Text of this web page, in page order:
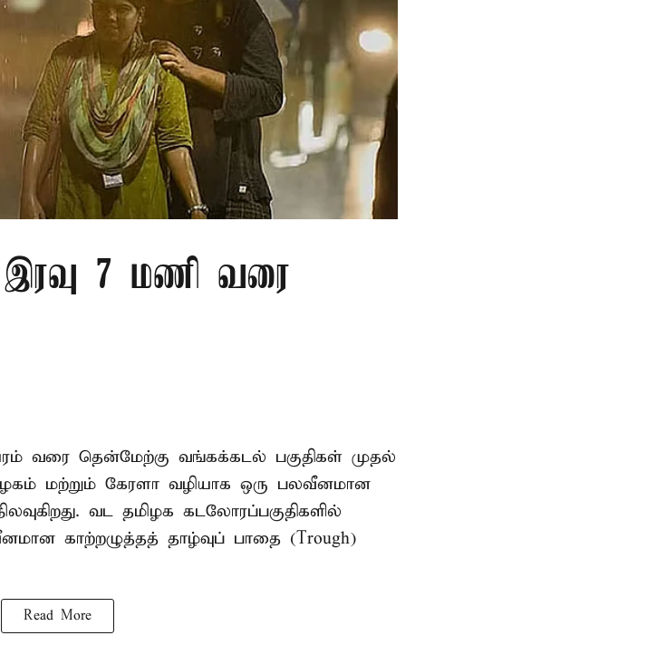
7 மணி வரை
வரை தென்மேற்கு வங்கக்கடல் பகுதிகள் முதல்
மற்றும் கேரளா வழியாக ஒரு பலவீனமான
வட தமிழக கடலோரப்பகுதிகளில்
காற்றழுத்தத் தாழ்வுப் பாதை (Trough)
Read More